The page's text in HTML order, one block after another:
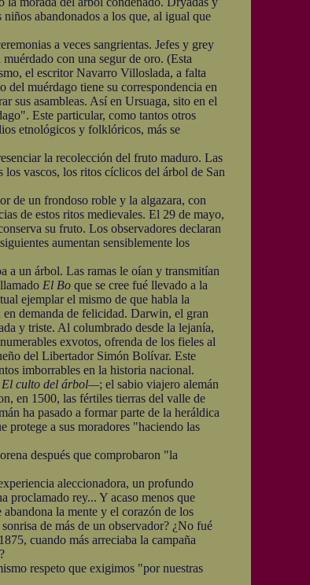
abandonados a los que, al igual que
a veces sangrientas. Jefes y grey
con una segur de oro. (Esta
el escritor Navarro Villoslada, a falta
muérdago tiene su correspondencia en
sus asambleas. Así en Ursuaga, sito en el
Este particular, como tantos otros
etnológicos y folklóricos, más se
la recolección del fruto maduro. Las
vascos, los ritos cíclicos del árbol de San
de un frondoso roble y la algazara, con
de estos ritos medievales. El 29 de mayo,
su fruto. Los observadores declaran
aumentan sensiblemente los
un árbol. Las ramas le oían y transmitían
El Bo que se cree fué llevado a la
ejemplar el mismo de que habla la
en demanda de felicidad. Darwin, el gran
y triste. Al columbrado desde la lejanía,
exvotos, ofrenda de los fieles al
del Libertador Simón Bolívar. Este
imborrables en la historia nacional.
El culto del árbol—; el sabio viajero alemán
en 1500, las fértiles tierras del valle de
ha pasado a formar parte de la heráldica
protege a sus moradores "haciendo las
después que comprobaron "la
aleccionadora, un profundo
proclamado rey... Y acaso menos que
la mente y el corazón de los
de más de un observador? ¿No fué
cuando más arreciaba la campaña
respeto que exigimos "por nuestras